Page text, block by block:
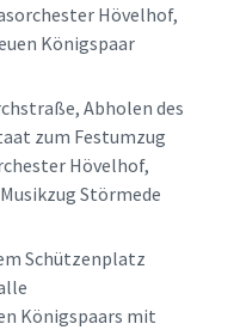
Hövelhof,
Königspaar
Abholen des
zum Festumzug
Hövelhof,
Störmede
Schützenplatz
Königspaars mit